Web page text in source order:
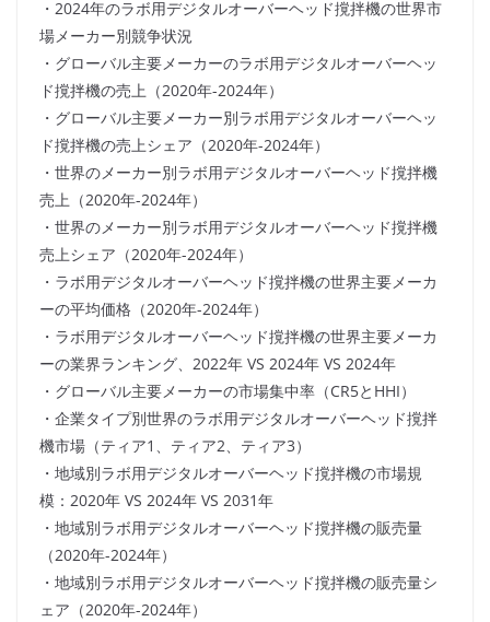
・2024年のラボ用デジタルオーバーヘッド撹拌機の世界市
場メーカー別競争状況
・グローバル主要メーカーのラボ用デジタルオーバーヘッ
ド撹拌機の売上（2020年-2024年）
・グローバル主要メーカー別ラボ用デジタルオーバーヘッ
ド撹拌機の売上シェア（2020年-2024年）
・世界のメーカー別ラボ用デジタルオーバーヘッド撹拌機
売上（2020年-2024年）
・世界のメーカー別ラボ用デジタルオーバーヘッド撹拌機
売上シェア（2020年-2024年）
・ラボ用デジタルオーバーヘッド撹拌機の世界主要メーカ
ーの平均価格（2020年-2024年）
・ラボ用デジタルオーバーヘッド撹拌機の世界主要メーカ
ーの業界ランキング、2022年 VS 2024年 VS 2024年
・グローバル主要メーカーの市場集中率（CR5とHHI）
・企業タイプ別世界のラボ用デジタルオーバーヘッド撹拌
機市場（ティア1、ティア2、ティア3）
・地域別ラボ用デジタルオーバーヘッド撹拌機の市場規
模：2020年 VS 2024年 VS 2031年
・地域別ラボ用デジタルオーバーヘッド撹拌機の販売量
（2020年-2024年）
・地域別ラボ用デジタルオーバーヘッド撹拌機の販売量シ
ェア（2020年-2024年）